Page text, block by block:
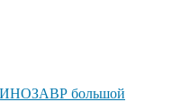
большой